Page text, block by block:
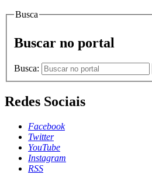
Busca
Buscar no portal
Busca:
Redes Sociais
Facebook
Twitter
YouTube
Instagram
RSS